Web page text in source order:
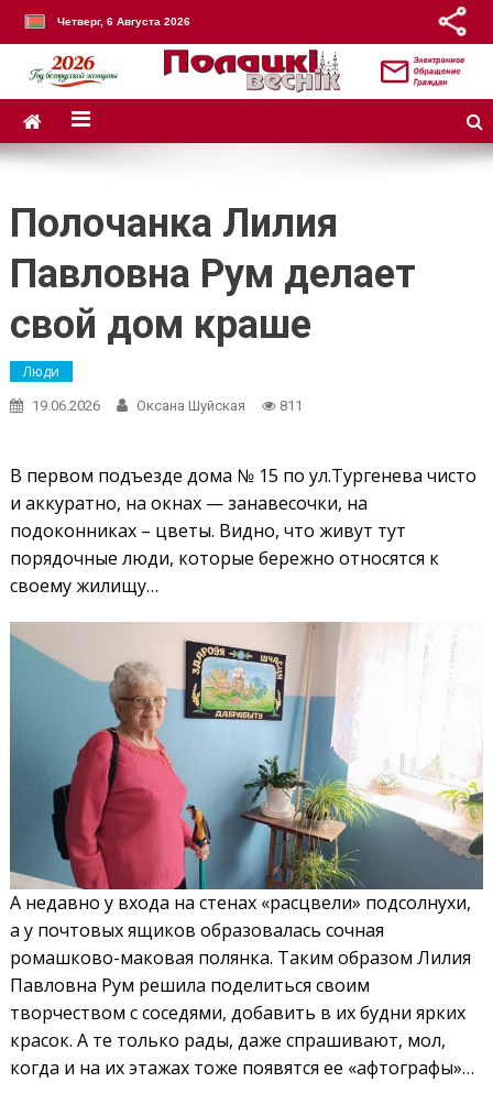
Четверг, 6 Августа 2026
Полочанка Лилия
Павловна Рум делает
свой дом краше
Люди
19.06.2026 Оксана Шуйская 811
В первом подъезде дома № 15 по ул.Тургенева чисто
и аккуратно, на окнах — занавесочки, на
подоконниках – цветы. Видно, что живут тут
порядочные люди, которые бережно относятся к
своему жилищу…
А недавно у входа на стенах «расцвели» подсолнухи,
а у почтовых ящиков образовалась сочная
ромашково-маковая полянка. Таким образом Лилия
Павловна Рум решила поделиться своим
творчеством с соседями, добавить в их будни ярких
красок. А те только рады, даже спрашивают, мол,
когда и на их этажах тоже появятся ее «афтографы»…